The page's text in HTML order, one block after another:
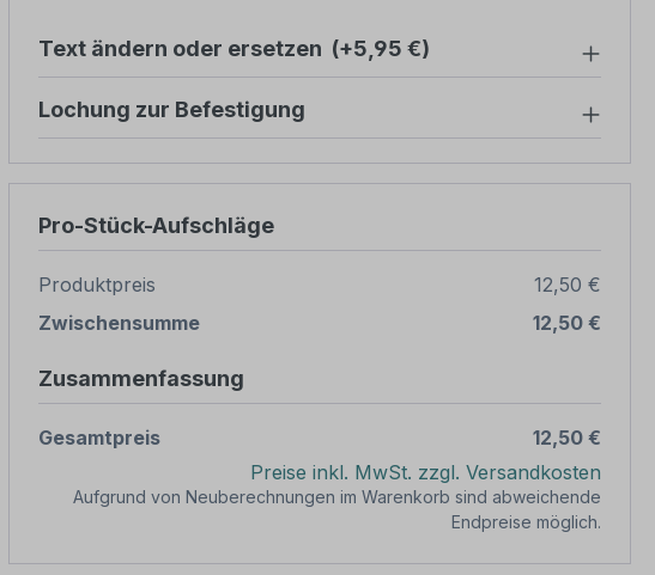
Text ändern oder ersetzen (+5,95 €)
Lochung zur Befestigung
Pro-Stück-Aufschläge
Produktpreis
12,50 €
Zwischensumme
12,50 €
Zusammenfassung
Gesamtpreis
12,50 €
Preise inkl. MwSt. zzgl. Versandkosten
Aufgrund von Neuberechnungen im Warenkorb sind abweichende
Endpreise möglich.